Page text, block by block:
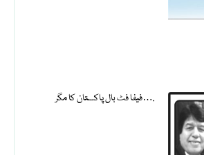
فیفا فٹ بال پاکستان کا مگر….